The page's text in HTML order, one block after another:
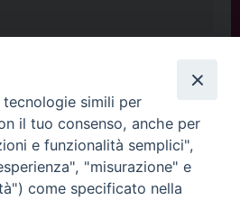
simili per
il tuo consenso, anche per
e funzionalità semplici",
"misurazione" e
come specificato nella